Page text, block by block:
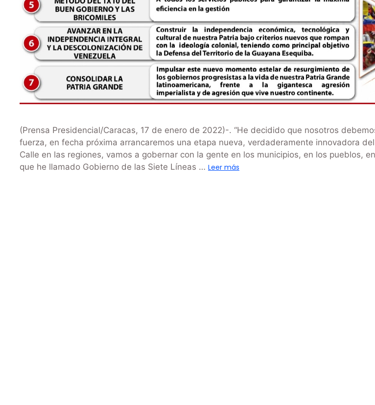
(Prensa Presidencial/Caracas, 17 de enero de 2022)-. “He decidido que nosotros
fuerza, en fecha próxima arrancaremos una etapa nueva, verdaderamente innovadora
Calle en las regiones, vamos a gobernar con la gente en los municipios, en los pueblos,
que he llamado Gobierno de las Siete Líneas … Leer más